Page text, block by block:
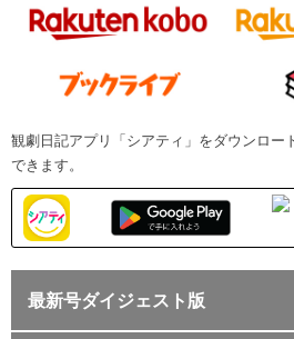
観劇日記アプリ「シアティ」をダウンロー
できます。
最新号ダイジェスト版